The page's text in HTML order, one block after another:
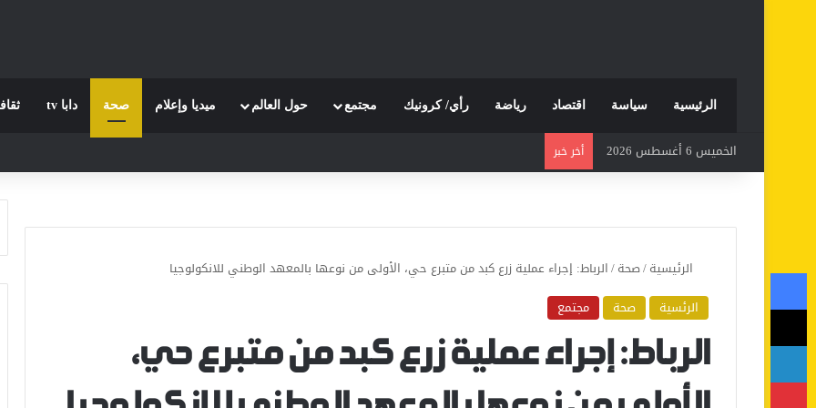
الرئيسية سياسة اقتصاد رياضة رأي/ كرونيك مجتمع حول العالم ميديا وإعلام صحة دابا tv
الخميس 6 أغسطس 2026 أخر خبر
الرئيسية/صحة/الرباط: إجراء عملية زرع كبد من متبرع حي، الأولى من نوعها بالمعهد الوطني للانكولوجيا
الرئسية
صحة مجتمع
الرباط: إجراء عملية زرع كبد من متبرع حي،